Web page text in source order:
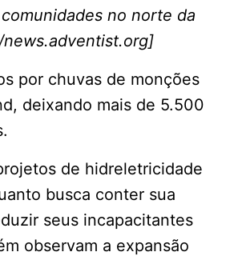
no norte da
por chuvas de monções
deixando mais de 5.500
de hidreletricidade
busca conter sua
seus incapacitantes
observam a expansão